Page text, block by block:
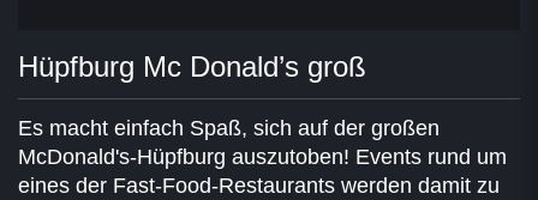
Hüpfburg Mc Donald’s groß
Es macht einfach Spaß, sich auf der großen
McDonald's-Hüpfburg auszutoben! Events rund um
eines der Fast-Food-Restaurants werden damit zu